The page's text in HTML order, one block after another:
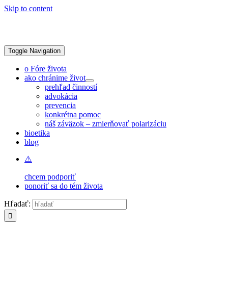
Skip to content
Toggle Navigation
o Fóre života
ako chránime život
prehľad činností
advokácia
prevencia
konkrétna pomoc
náš záväzok – zmierňovať polarizáciu
bioetika
blog
chcem podporiť
ponoriť sa do tém života
Hľadať: